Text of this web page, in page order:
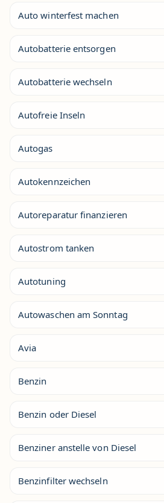
Auto winterfest machen
Autobatterie entsorgen
Autobatterie wechseln
Autofreie Inseln
Autogas
Autokennzeichen
Autoreparatur finanzieren
Autostrom tanken
Autotuning
Autowaschen am Sonntag
Avia
Benzin
Benzin oder Diesel
Benziner anstelle von Diesel
Benzinfilter wechseln